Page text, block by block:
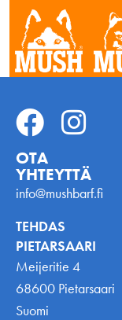
OTA
YHTEYTTÄ
info@mushbarf.fi
TEHDAS
PIETARSAARI
Meijeritie 4
68600 Pietarsaari
Suomi